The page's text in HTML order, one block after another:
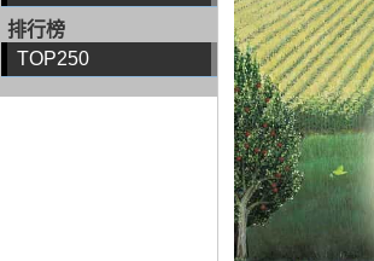
排行榜
TOP250